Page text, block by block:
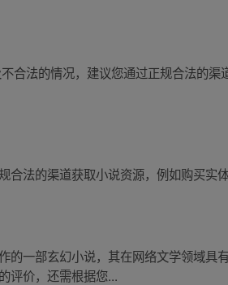
合法的情况，建议您通过正规合法的
法的渠道获取小说资源，例如购买实
一部玄幻小说，其在网络文学领域具
评价，还需根据您...